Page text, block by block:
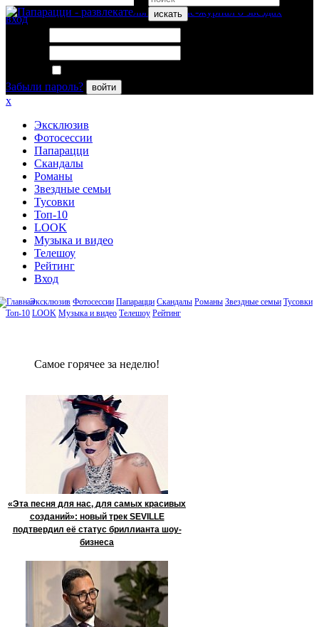
искать
вход
Забыли пароль?
войти
x
Эксклюзив
Фотосессии
Папарацци
Скандалы
Романы
Звездные семьи
Тусовки
Топ-10
LOOK
Музыка и видео
Телешоу
Рейтинг
Вход
Эксклюзив Фотосессии Папарацци Скандалы Романы Звездные семьи Тусовки
Топ-10 LOOK Музыка и видео Телешоу Рейтинг
Сaмое гoрячее за неделю!
«Эта песня для нас, для самых красивых
созданий»: новый трек SEVILLE
подтвердил её статус бриллианта шоу-
бизнеса